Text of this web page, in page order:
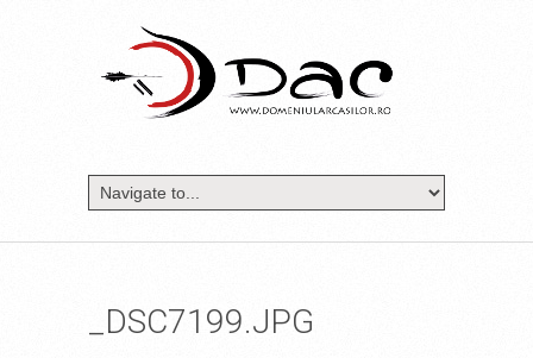
_DSC7199.JPG